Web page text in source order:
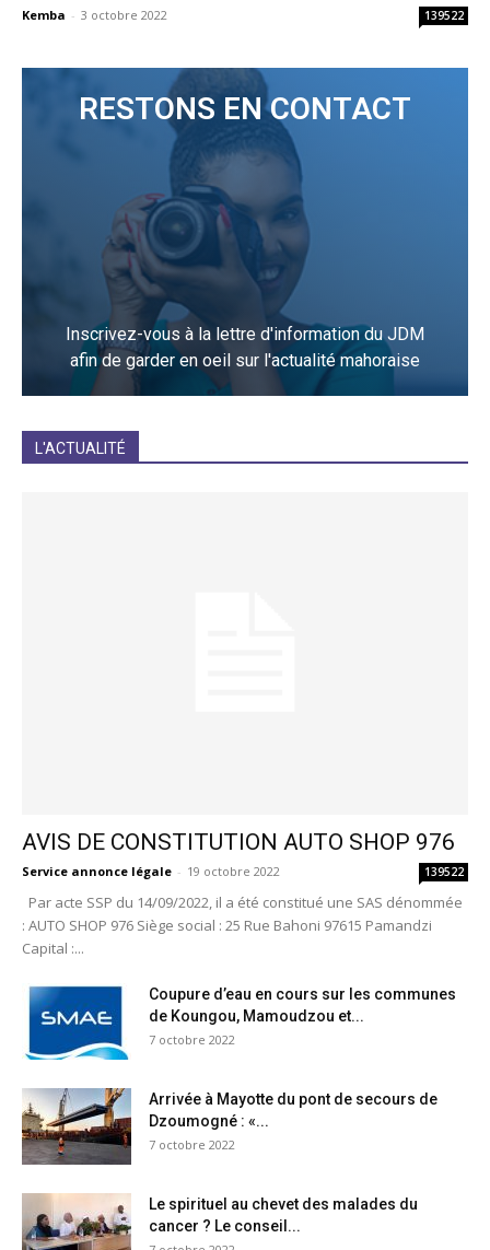
Kemba - 3 octobre 2022 139522
RESTONS EN CONTACT
Inscrivez-vous à la lettre d'information du JDM
afin de garder en oeil sur l'actualité mahoraise
L'ACTUALITÉ
AVIS DE CONSTITUTION AUTO SHOP 976
Service annonce légale - 19 octobre 2022 139522
Par acte SSP du 14/09/2022, il a été constitué une SAS dénommée
: AUTO SHOP 976 Siège social : 25 Rue Bahoni 97615 Pamandzi
Capital :...
Coupure d’eau en cours sur les communes
de Koungou, Mamoudzou et...
7 octobre 2022
Arrivée à Mayotte du pont de secours de
Dzoumogné : «...
7 octobre 2022
Le spirituel au chevet des malades du
cancer ? Le conseil...